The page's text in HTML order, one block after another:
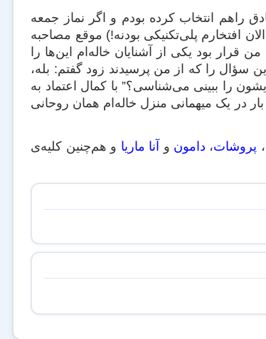
راهم انتخاب کرده بودم و اگر نماز جمعه
افتخارم پلی‌تکنیکی بودنه!) موقع مصاحبه
بود یکی از آشنایان خاله‌ام این‌ها را
سؤال را که از من پرسیدند زود گفتم: بله،
را ببینی می‌شناسی؟” با کمال اعتماد به
یک میهمانی منزل خاله‌ام همان روحانی
، پروشات، دامون و آنا ماریا و هم‌چنین کلیه‌ی